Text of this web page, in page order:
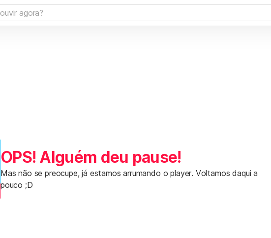
OPS! Alguém deu pause!
Mas não se preocupe, já estamos arrumando o player. Voltamos daqui a
pouco ;D